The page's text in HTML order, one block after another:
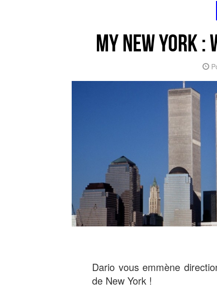
MY NEW YORK :
Dario vous emmène
de New York !